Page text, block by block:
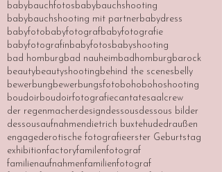
babybauchfotosbabybauchshooting
babybauchshooting mit partnerbabydress
babyfotobabyfotografbabyfotografie
babyfotografinbabyfotosbabyshooting
bad homburgbad nauheimbadhomburgbarock
beautybeautyshootingbehind the scenesbelly
bewerbungbewerbungsfotobohobohoshooting
boudoirboudoirfotografiecantatesaalcrew
der regenmacherdesigndessousdessous bilder
dessousaufnahmendietrich buxtehudedraußen
engagederotische fotografieerster Geburtstag
exhibitionfactoryfamilenfotograf
familienaufnahmenfamilienfotograf